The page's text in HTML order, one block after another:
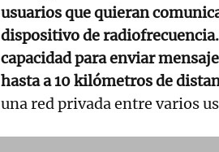
usuarios que quieran
dispositivo de radiofrecuencia.
capacidad para enviar
hasta a 10 kilómetros de
una red privada entre varios